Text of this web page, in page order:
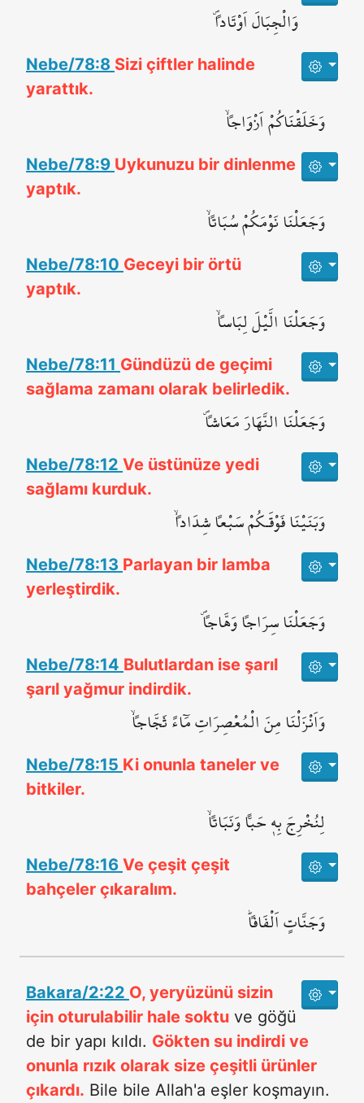
وَالْجِبَالَ اَوْتَاداًۖ
Nebe/78:8 Sizi çiftler halinde
yarattık.
وَخَلَقْنَاكُمْ اَزْوَاجاًۙ
Nebe/78:9 Uykunuzu bir dinlenme
yaptık.
وَجَعَلْنَا نَوْمَكُمْ سُبَاتاًۙ
Nebe/78:10 Geceyi bir örtü
yaptık.
وَجَعَلْنَا الَّيْلَ لِبَاساًۙ
Nebe/78:11 Gündüzü de geçimi
sağlama zamanı olarak belirledik.
وَجَعَلْنَا النَّهَارَ مَعَاشاًۖ
Nebe/78:12 Ve üstünüze yedi
sağlamı kurduk.
وَبَنَيْنَا فَوْقَـكُمْ سَبْعاً شِدَاداًۙ
Nebe/78:13 Parlayan bir lamba
yerleştirdik.
وَجَعَلْنَا سِرَاجاً وَهَّاجاًۖ
Nebe/78:14 Bulutlardan ise şarıl
şarıl yağmur indirdik.
وَاَنْزَلْنَا مِنَ الْمُعْصِرَاتِ مَٓاءً ثَجَّاجاًۙ
Nebe/78:15 Ki onunla taneler ve
bitkiler.
لِنُخْرِجَ بِه۪ حَباًّ وَنَبَاتاًۙ
Nebe/78:16 Ve çeşit çeşit
bahçeler çıkaralım.
وَجَنَّاتٍ اَلْفَافاًۜ
Bakara/2:22 O, yeryüzünü sizin
için oturulabilir hale soktu ve göğü
de bir yapı kıldı. Gökten su indirdi ve
onunla rızık olarak size çeşitli ürünler
çıkardı. Bile bile Allah'a eşler koşmayın.